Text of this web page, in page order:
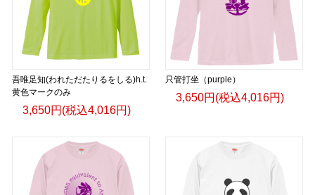
吾唯足知(われただたりるをしる)h.t.
黄色マークのみ
3,650円(税込4,016円)
只管打坐（purple）
3,650円(税込4,016円)